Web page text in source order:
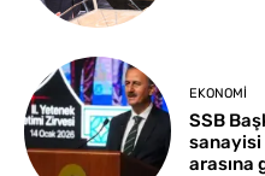
EKONOMI
SSB
sanayisi
arasına